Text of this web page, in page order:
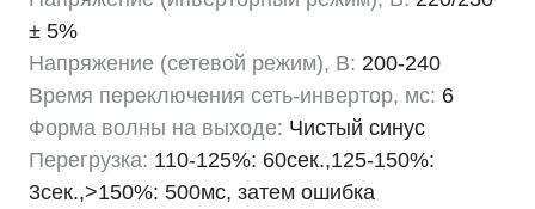
± 5%
Напряжение (сетевой режим), В: 200-240
Время переключения сеть-инвертор, мс: 6
Форма волны на выходе: Чистый синус
Перегрузка: 110-125%: 60сек.,125-150%:
3сек.,>150%: 500мс, затем ошибка